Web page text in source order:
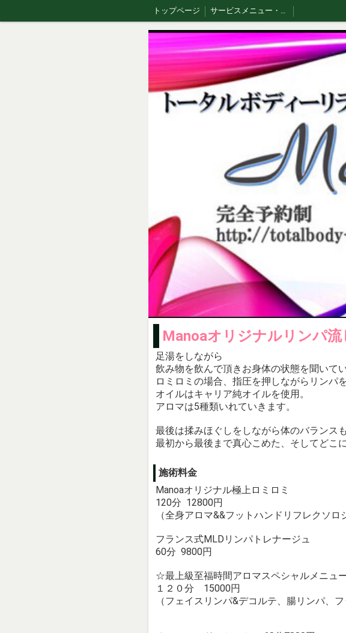
トップページ サービスメニュー・スタッフ紹介
Manoaオリジナルリンパ流
足湯をしながら
飲み物を飲んで頂きお身体の状態を聞いてい
ロミロミの場合、指圧を押しながらリンパ
オイルはキャリア純オイルを使用。
アロマは5種類いれていきます。
最後は揉みほぐしをしながら体のバランス
最初から最後まで真心こめた、そしてどこ
施術料金
Manoaオリジナル極上ロミロミ
120分 12800円
（全身アロマ&&フットハンドリフレクソロ
フランス式MLDリンパトレナージュ
60分 9800円
☆最上級至福時間アロマスペシャルメニュ
１２０分 15000円
（フェイスリンパ&デコルテ、腸リンパ、